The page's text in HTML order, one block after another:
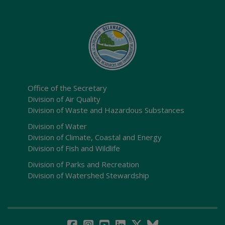
Office of the Secretary
Division of Air Quality
Division of Waste and Hazardous Substances
Division of Water
Division of Climate, Coastal and Energy
Division of Fish and Wildlife
Division of Parks and Recreation
Division of Watershed Stewardship